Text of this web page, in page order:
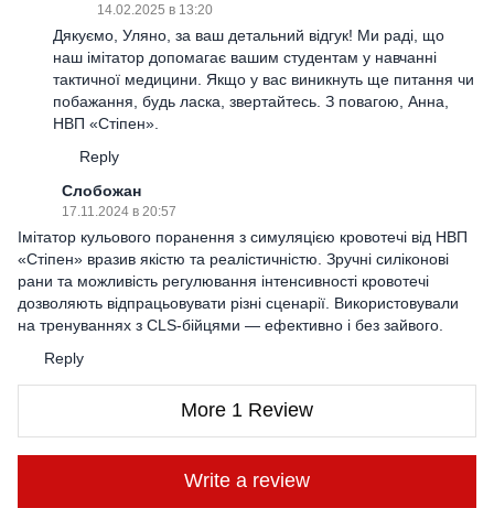
14.02.2025 в 13:20
Дякуємо, Уляно, за ваш детальний відгук! Ми раді, що
наш імітатор допомагає вашим студентам у навчанні
тактичної медицини. Якщо у вас виникнуть ще питання чи
побажання, будь ласка, звертайтесь. З повагою, Анна,
НВП «Стіпен».
Reply
Слобожан
17.11.2024 в 20:57
Імітатор кульового поранення з симуляцією кровотечі від НВП
«Стіпен» вразив якістю та реалістичністю. Зручні силіконові
рани та можливість регулювання інтенсивності кровотечі
дозволяють відпрацьовувати різні сценарії. Використовували
на тренуваннях з CLS-бійцями — ефективно і без зайвого.
Reply
More 1 Review
Write a review